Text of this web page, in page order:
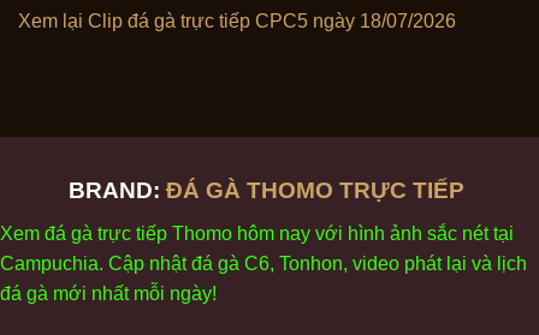
Xem lại Clip đá gà trực tiếp CPC5 ngày 18/07/2026
BRAND: ĐÁ GÀ THOMO TRỰC TIẾP
Xem đá gà trực tiếp Thomo hôm nay với hình ảnh sắc néttại
Campuchia. Cập nhậtđá gà C6, Tonhon, video phátl ại và ịch
đá gà mới nhất mỗi ngày!